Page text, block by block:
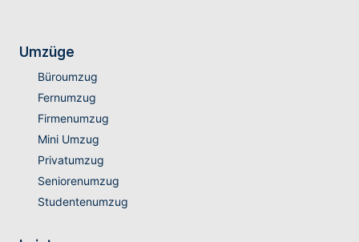
Umzüge
Büroumzug
Fernumzug
Firmenumzug
Mini Umzug
Privatumzug
Seniorenumzug
Studentenumzug